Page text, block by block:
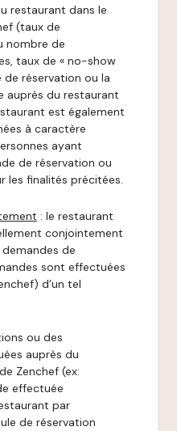
restaurant dans le
(taux de
nombre de
taux de « no-show
de réservation ou la
auprès du restaurant
est également
à caractère
ayant
de réservation ou
les finalités précitées.
: le restaurant
conjointement
de
sont effectuées
d’un tel
ou des
auprès du
Zenchef (ex:
effectuée
par
de réservation